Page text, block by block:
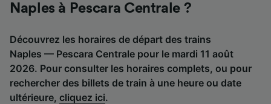
Naples à Pescara Centrale ?
Découvrez les horaires de départ des trains
Naples — Pescara Centrale pour le mardi 11 août
2026. Pour consulter les horaires complets, ou pour
rechercher des billets de train à une heure ou date
ultérieure, cliquez ici.